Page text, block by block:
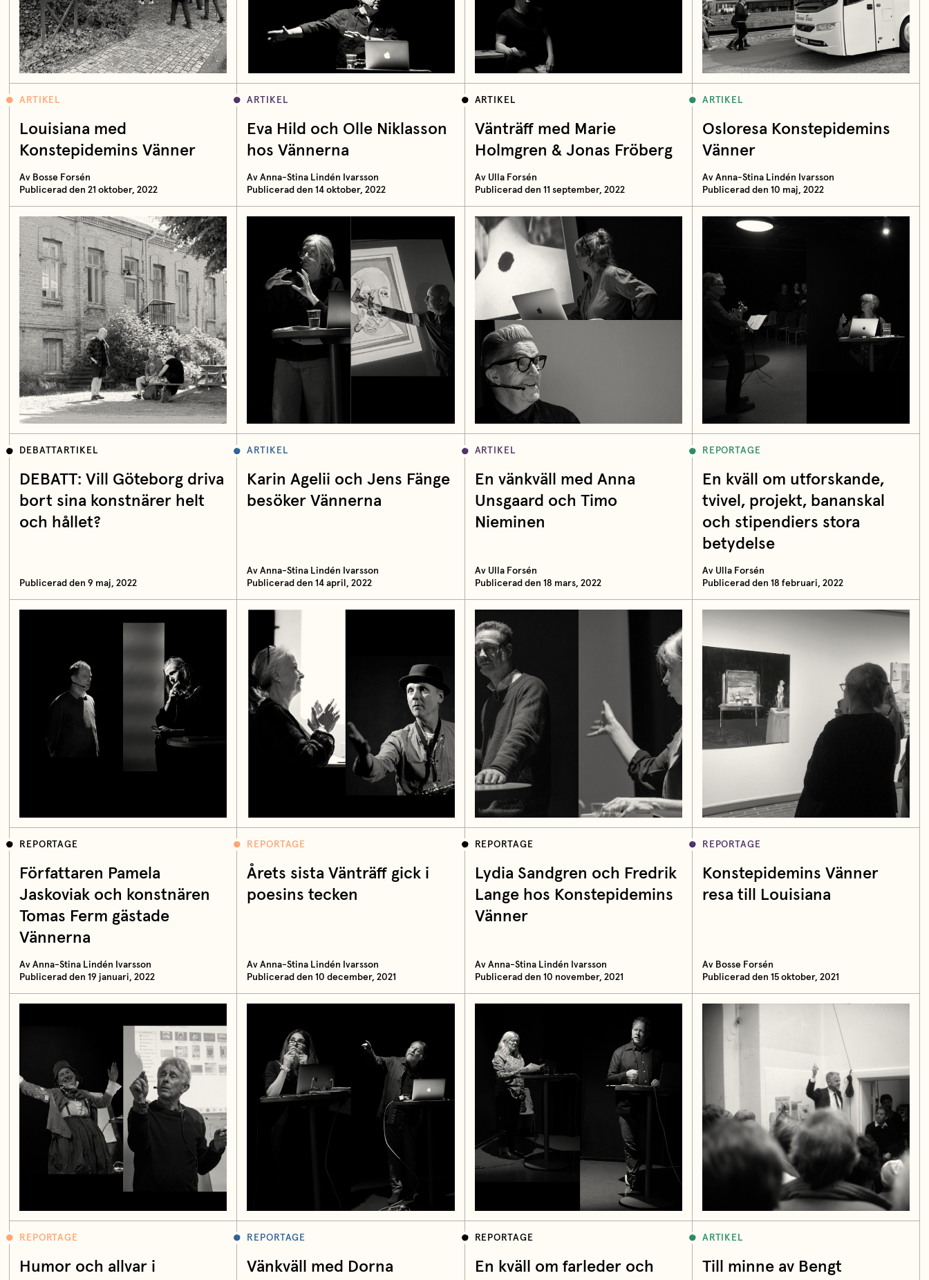
ARTIKEL
Louisiana med
Konstepidemins Vänner
Av Bosse Forsén
Publicerad den 21 oktober, 2022
ARTIKEL
Eva Hild och Olle Niklasson
hos Vännerna
Av Anna-Stina Lindén Ivarsson
Publicerad den 14 oktober, 2022
ARTIKEL
Vänträff med Marie
Holmgren & Jonas Fröberg
Av Ulla Forsén
Publicerad den 11 september, 2022
ARTIKEL
Osloresa Konstepidemins
Vänner
Av Anna-Stina Lindén Ivarsson
Publicerad den 10 maj, 2022
DEBATTARTIKEL
DEBATT: Vill Göteborg driva
bort sina konstnärer helt
och hållet?
Publicerad den 9 maj, 2022
ARTIKEL
Karin Agelii och Jens Fänge
besöker Vännerna
Av Anna-Stina Lindén Ivarsson
Publicerad den 14 april, 2022
ARTIKEL
En vänkväll med Anna
Unsgaard och Timo
Nieminen
Av Ulla Forsén
Publicerad den 18 mars, 2022
REPORTAGE
En kväll om utforskande,
tvivel, projekt, bananskal
och stipendiers stora
betydelse
Av Ulla Forsén
Publicerad den 18 februari, 2022
REPORTAGE
Författaren Pamela
Jaskoviak och konstnären
Tomas Ferm gästade
Vännerna
Av Anna-Stina Lindén Ivarsson
Publicerad den 19 januari, 2022
REPORTAGE
Årets sista Vänträff gick i
poesins tecken
Av Anna-Stina Lindén Ivarsson
Publicerad den 10 december, 2021
REPORTAGE
Lydia Sandgren och Fredrik
Lange hos Konstepidemins
Vänner
Av Anna-Stina Lindén Ivarsson
Publicerad den 10 november, 2021
REPORTAGE
Konstepidemins Vänner
resa till Louisiana
Av Bosse Forsén
Publicerad den 15 oktober, 2021
REPORTAGE
Humor och allvar i
REPORTAGE
Vänkväll med Dorna
REPORTAGE
En kväll om farleder och
ARTIKEL
Till minne av Bengt